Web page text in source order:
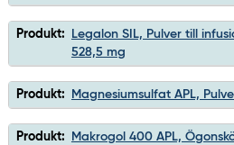
Produkt:
Legalon SIL, Pulver till
528,5 mg
Produkt: Magnesiumsulfat APL,
Produkt: Makrogol 400 APL,